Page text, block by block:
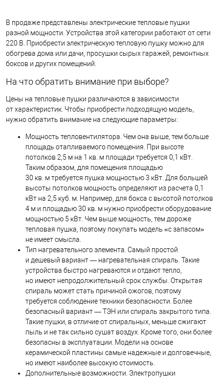
В продаже представлены электрические тепловые пушки
разной мощности. Устройства этой категории работают от сети
220 В. Приобрести электрическую тепловую пушку можно для
обогрева дома или дачи, просушки сырых гаражей, ремонтных
боксов и других помещений.
На что обратить внимание при выборе?
Цены на тепловые пушки различаются в зависимости
от характеристик. Чтобы приобрести подходящую модель,
нужно обратить внимание на следующие параметры:
Мощность тепловентилятора. Чем она выше, тем больше
площадь отапливаемого помещения. При высоте
потолков 2,5 м на 1 кв. м площади требуется 0,1 кВт.
Таким образом, для помещения площадью
30 кв. м требуется пушка мощностью 3 кВт. Для большей
высоты потолков мощность определяют из расчета 0,1
кВт на 2,5 куб. м. Например, для бокса с высотой потолков
4 м и площадью 30 кв. м нужно приобрести оборудование
мощностью 5 кВт. Чем выше мощность, тем дороже
тепловая пушка, поэтому покупать модель «с запасом»
не имеет смысла.
Тип нагревательного элемента. Самый простой
и дешевый вариант — нагревательная спираль. Такие
устройства быстро нагреваются и отдают тепло,
но имеют непродолжительный срок службы. Открытая
спираль может стать причиной ожогов, поэтому
требуется соблюдение техники безопасности. Более
безопасный вариант — ТЭН или спираль закрытого типа.
Такие пушки, в отличие от спиральных, меньше сжигают
пыль и не так сильно сушат воздух. Кроме того, они более
безопасны в эксплуатации. Модели на основе
керамической пластины самые надежные и долговечные,
но имеют наиболее высокую стоимость.
Дополнительные возможности. Электропушки